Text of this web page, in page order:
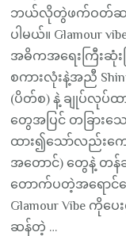
ဘယ်လိုတွဲဖက်ဝတ်ဆင်ရ
ပါမယ်။ Glamour
အဓိကအရေးကြီးဆုံး
စကားလုံးနဲ့အညီ
(ပိတ်စ) နဲ့ ချုပ်လုပ်ထ
တွေအပြင် တခြားသေ
ထား၍သော်လည်းကော
အတောင်) တွေနဲ့ တန်
တောက်ပတဲ့အရောင်
Glamour Vibe ကိုပေ
ဆန်တဲ့ …